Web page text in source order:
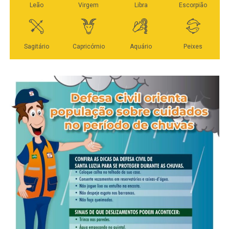
apenas medidas orientativas relacionadas à exposição
de preços e disponibilização de cardápio físico. No local,
a equipe da Sorp também registrou infração leve por
emissão sonora acima do permitido, com medição de 75
O agente de regulação e fiscalização da Sorp, Rafael da
Cruz Mestre, explicou que as principais irregularidades
verificadas nos três dias da operação envolvem alvarás
ausentes ou desatualizados, com divergências de
endereço, área ou CNPJ. Segundo ele, os
estabelecimentos notificados têm prazo de 10 dias para
regularização documental, sob pena de multa. O fiscal
também ressaltou que a ausência de ocorrências graves
demonstra a importância do trabalho preventivo realizado
rotineiramente pelos órgãos municipais.
O balanço consolidado das ações aponta que o trabalho
Secretaria de Infraestrutura, Transporte e Saneamento
(Sintra) cortam estrada para fazer a coleta nos distritos de
Caravágio e Primavera. “Já peço aos moradores dos dois
distritos que disponham os resíduos para coleta nas
pedestres”, solicita o titular da pasta, Milton Geller,
reforçando que a participação de todos é fundamental
neste processo e que dispor os resíduos fora do período
correto pode gerar multa.
A partir do dia 22 de abril, as equipes da Sintra dão início
à segunda rodada da coleta de volumosos, pelo Setor 1.
O calendário pode ser conferido aqui.
“Mais que organização e beleza, a limpeza urbana é uma
questão de saúde pública – e manter quintais livres de
objetos que possam acumular qualquer quantidade de